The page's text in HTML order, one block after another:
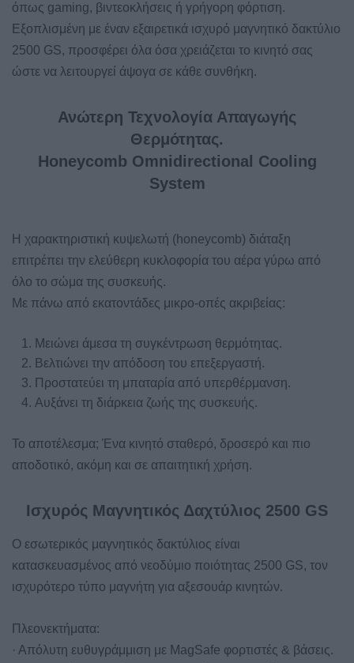
όπως gaming, βιντεοκλήσεις ή γρήγορη φόρτιση.
Εξοπλισμένη με έναν εξαιρετικά ισχυρό μαγνητικό δακτύλιο
2500 GS, προσφέρει όλα όσα χρειάζεται το κινητό σας
ώστε να λειτουργεί άψογα σε κάθε συνθήκη.
Ανώτερη Τεχνολογία Απαγωγής
Θερμότητας.
Honeycomb Omnidirectional Cooling
System
Η χαρακτηριστική κυψελωτή (honeycomb) διάταξη
επιτρέπει την ελεύθερη κυκλοφορία του αέρα γύρω από
όλο το σώμα της συσκευής.
Με πάνω από εκατοντάδες μικρο-οπές ακριβείας:
Μειώνει άμεσα τη συγκέντρωση θερμότητας.
Βελτιώνει την απόδοση του επεξεργαστή.
Προστατεύει τη μπαταρία από υπερθέρμανση.
Αυξάνει τη διάρκεια ζωής της συσκευής.
Το αποτέλεσμα; Ένα κινητό σταθερό, δροσερό και πιο
αποδοτικό, ακόμη και σε απαιτητική χρήση.
Ισχυρός Μαγνητικός Δαχτύλιος 2500 GS
Ο εσωτερικός μαγνητικός δακτύλιος είναι
κατασκευασμένος από νεοδύμιο ποιότητας 2500 GS, τον
ισχυρότερο τύπο μαγνήτη για αξεσουάρ κινητών.
Πλεονεκτήματα:
· Απόλυτη ευθυγράμμιση με MagSafe φορτιστές & βάσεις.